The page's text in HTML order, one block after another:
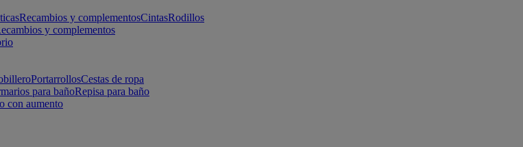
Recambios y complementosCintasRodillos
y complementos
PortarrollosCestas de ropa
para bañoRepisa para baño
con aumento